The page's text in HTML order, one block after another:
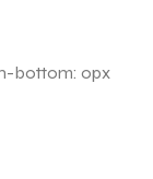
bottom: 0px